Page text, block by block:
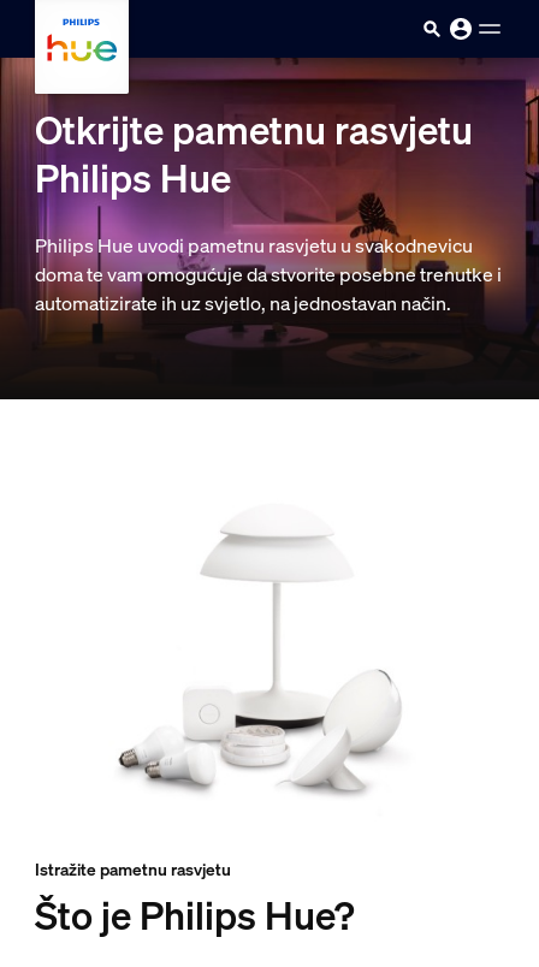
Otkrijte pametnu rasvjetu
Philips Hue
Philips Hue uvodi pametnu rasvjetu u svakodnevicu
doma te vam omogućuje da stvorite posebne trenutke i
automatizirate ih uz svjetlo, na jednostavan način.
Istražite pametnu rasvjetu
Što je Philips Hue?